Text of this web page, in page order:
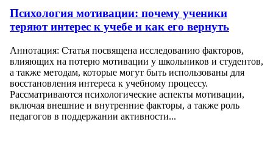
Психология мотивации: почему ученики
теряют интерес к учебе и как его вернуть
Аннотация: Статья посвящена исследованию факторов,
влияющих на потерю мотивации у школьников и студентов,
а также методам, которые могут быть использованы для
восстановления интереса к учебному процессу.
Рассматриваются психологические аспекты мотивации,
включая внешние и внутренние факторы, а также роль
педагогов в поддержании активности...